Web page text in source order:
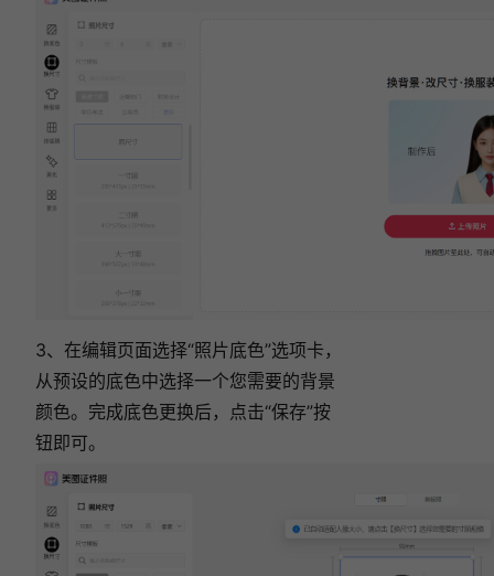
3、在编辑页面选择“照片底色”选项卡，
从预设的底色中选择一个您需要的背景
颜色。完成底色更换后，点击“保存”按
钮即可。